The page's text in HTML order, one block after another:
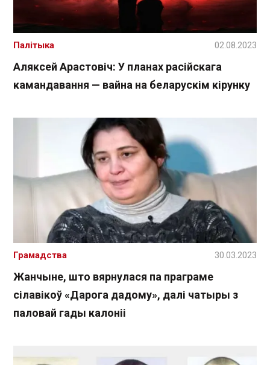
Аляксей Арастовіч: У планах расійскага
камандавання — вайна на беларускім кірунку
Палітыка 02.08.2023
Жанчыне, што вярнулася па праграме
сілавікоў «Дарога дадому», далі чатыры з
паловай гады калоніі
Грамадства 30.03.2023